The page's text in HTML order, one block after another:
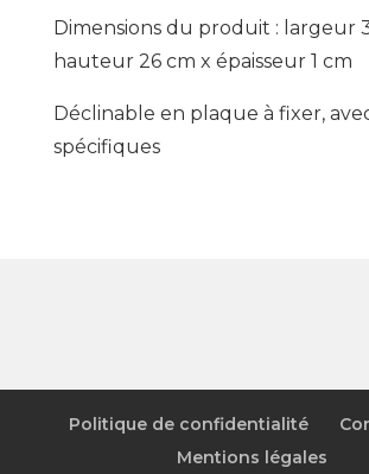
Dimensions du produit : largeur
hauteur 26 cm x épaisseur 1 cm
Déclinable en plaque à fixer,
spécifiques
Politique de confidentialité
Mentions légales